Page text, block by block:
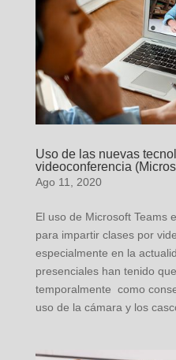
Uso de las nuevas
videoconferencia
Ago 11, 2020
El uso de Microsoft Teams
para impartir clases por
especialmente en la
presenciales han tenido
temporalmente como
uso de la cámara y los